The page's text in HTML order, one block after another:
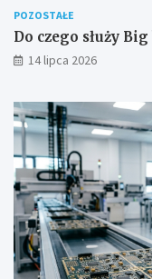
POZOSTAŁE
Do czego służy
14 lipca 2026